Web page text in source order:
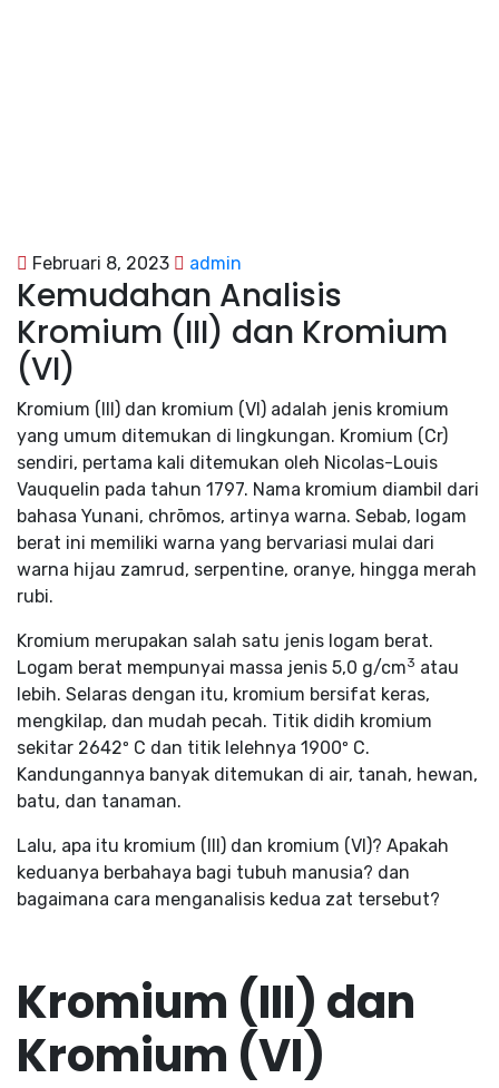
Februari 8, 2023 admin
Kemudahan Analisis
Kromium (III) dan Kromium
(VI)
Kromium (III) dan kromium (VI) adalah jenis kromium
yang umum ditemukan di lingkungan. Kromium (Cr)
sendiri, pertama kali ditemukan oleh Nicolas-Louis
Vauquelin pada tahun 1797. Nama kromium diambil dari
bahasa Yunani, chrōmos, artinya warna. Sebab, logam
berat ini memiliki warna yang bervariasi mulai dari
warna hijau zamrud, serpentine, oranye, hingga merah
rubi.
Kromium merupakan salah satu jenis logam berat.
Logam berat mempunyai massa jenis 5,0 g/cm3 atau
lebih. Selaras dengan itu, kromium bersifat keras,
mengkilap, dan mudah pecah. Titik didih kromium
sekitar 2642º C dan titik lelehnya 1900º C.
Kandungannya banyak ditemukan di air, tanah, hewan,
batu, dan tanaman.
Lalu, apa itu kromium (III) dan kromium (VI)? Apakah
keduanya berbahaya bagi tubuh manusia? dan
bagaimana cara menganalisis kedua zat tersebut?
Kromium (III) dan
Kromium (VI)